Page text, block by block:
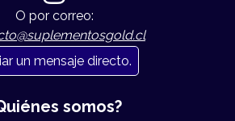
O por correo:
un mensaje directo.
somos?